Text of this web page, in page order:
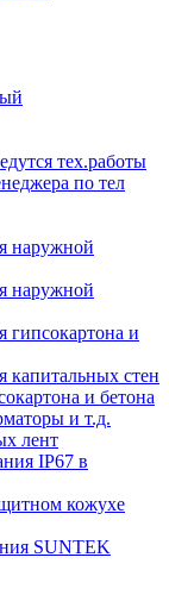
тех.работы
по тел
наружной
наружной
гипсокартона и
капитальных стен
и бетона
и т.д.
лент
IP67 в
кожухе
SUNTEK